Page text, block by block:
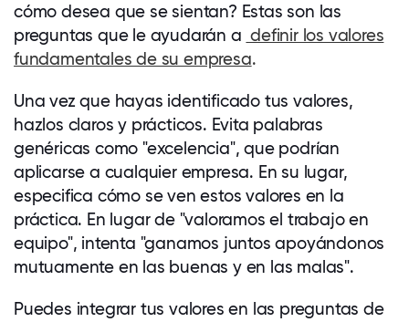
cómo desea que se sientan? Estas son las
preguntas que le ayudarán a definir los valores
fundamentales de su empresa.
Una vez que hayas identificado tus valores,
hazlos claros y prácticos. Evita palabras
genéricas como "excelencia", que podrían
aplicarse a cualquier empresa. En su lugar,
especifica cómo se ven estos valores en la
práctica. En lugar de "valoramos el trabajo en
equipo", intenta "ganamos juntos apoyándonos
mutuamente en las buenas y en las malas".
Puedes integrar tus valores en las preguntas de